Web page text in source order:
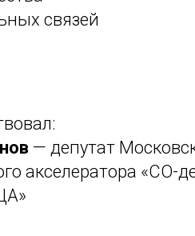
связей
— депутат
акселератора «СО-